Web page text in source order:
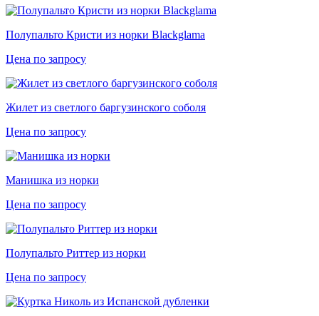
Полупальто Кристи из норки Blackglama
Цена по запросу
Жилет из светлого баргузинского соболя
Цена по запросу
Манишка из норки
Цена по запросу
Полупальто Риттер из норки
Цена по запросу